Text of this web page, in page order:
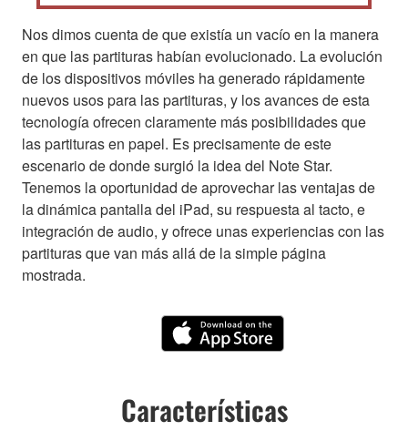
Nos dimos cuenta de que existía un vacío en la manera
en que las partituras habían evolucionado. La evolución
de los dispositivos móviles ha generado rápidamente
nuevos usos para las partituras, y los avances de esta
tecnología ofrecen claramente más posibilidades que
las partituras en papel. Es precisamente de este
escenario de donde surgió la idea del Note Star.
Tenemos la oportunidad de aprovechar las ventajas de
la dinámica pantalla del iPad, su respuesta al tacto, e
integración de audio, y ofrece unas experiencias con las
partituras que van más allá de la simple página
mostrada.
Características